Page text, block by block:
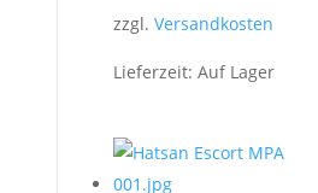
zzgl.Versandkosten
Lieferzeit:Auf Lager